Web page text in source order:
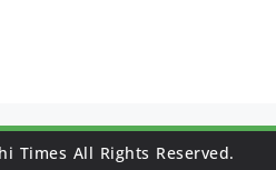
Times All Rights Reserved.